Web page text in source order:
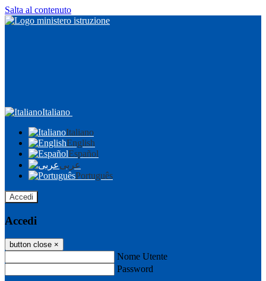
Salta al contenuto
Italiano
Italiano
English
Español
عربى
Português
Accedi
Accedi
button close ×
Nome Utente
Password